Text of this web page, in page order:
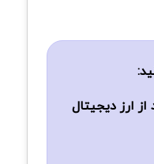
ارز دیجیتال